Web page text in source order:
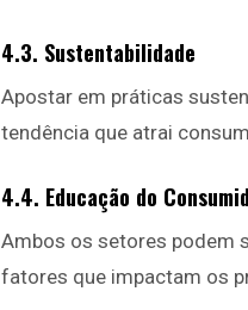
4.3. Sustentabilidade
Apostar em práticas
tendência que atrai
4.4. Educação do
Ambos os setores podem
fatores que impactam os